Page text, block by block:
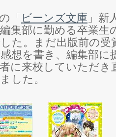
「 ビーンズ文庫 」新
集部に勤める卒業生
た。まだ出版前の受
想を書き、編集部に
に来校していただき
した。